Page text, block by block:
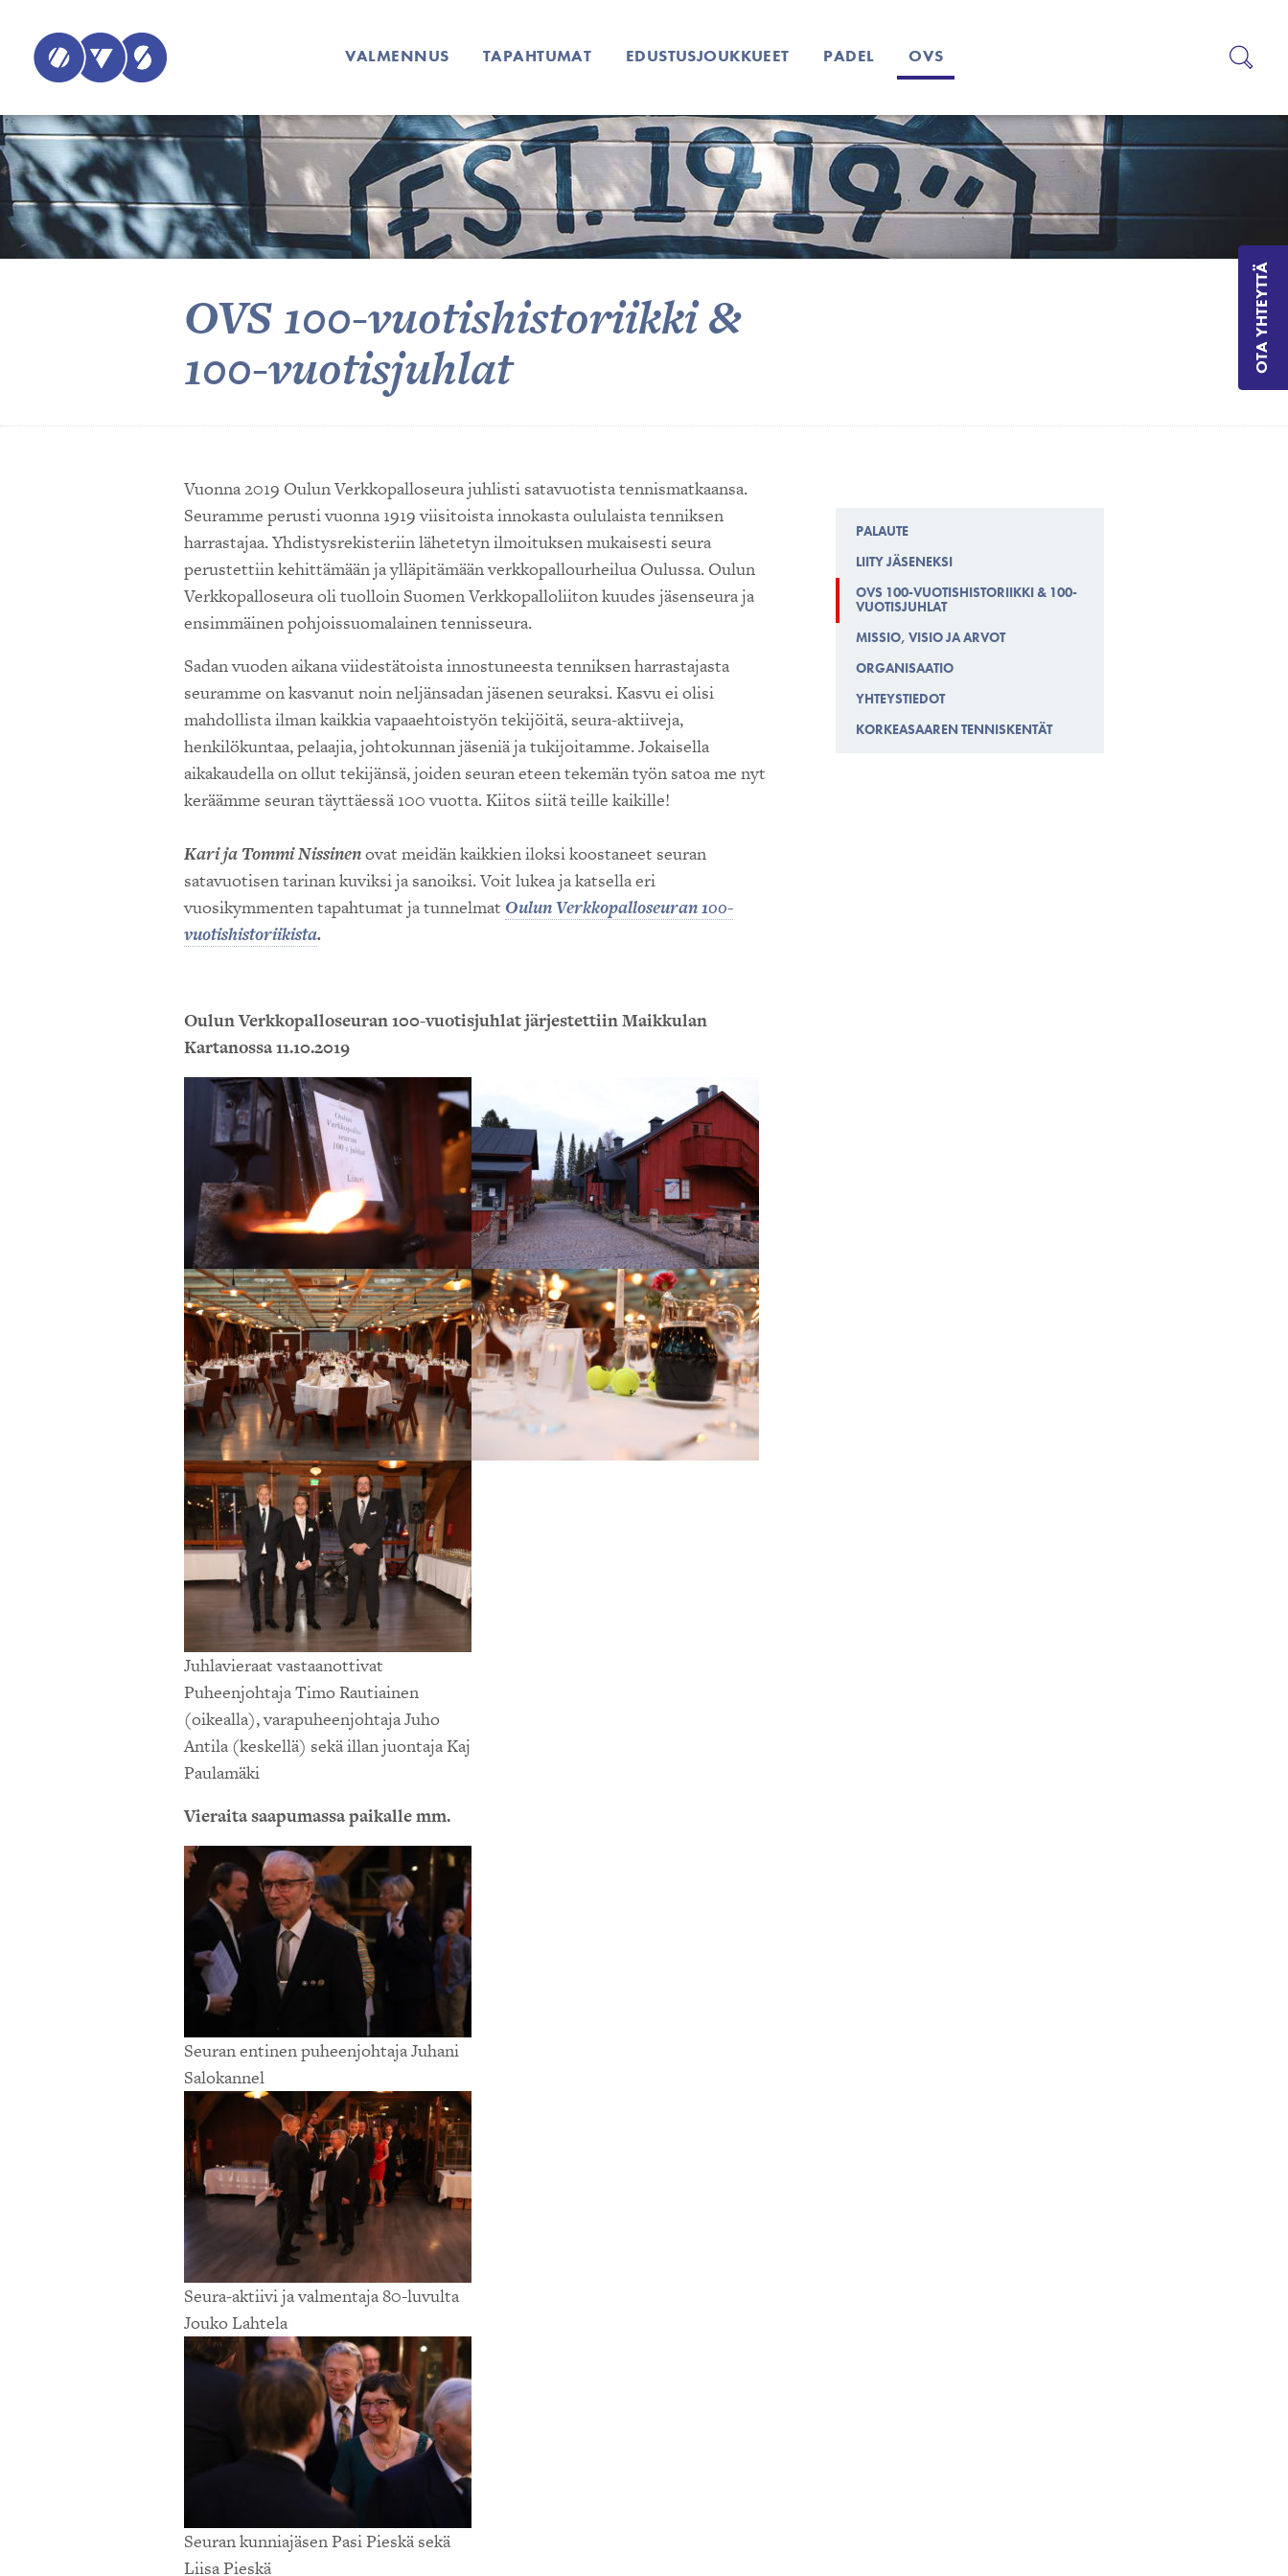
VALMENNUS TAPAHTUMAT EDUSTUSJOUKKUEET PADEL OVS
OVS 100-vuotishistoriikki &
100-vuotisjuhlat
Vuonna 2019 Oulun Verkkopalloseura juhlisti satavuotista tennismatkaansa.
Seuramme perusti vuonna 1919 viisitoista innokasta oululaista tenniksen
harrastajaa. Yhdistysrekisteriin lähetetyn ilmoituksen mukaisesti seura
perustettiin kehittämään ja ylläpitämään verkkopallourheilua Oulussa. Oulun
Verkkopalloseura oli tuolloin Suomen Verkkopalloliiton kuudes jäsenseura ja
ensimmäinen pohjoissuomalainen tennisseura.
Sadan vuoden aikana viidestätoista innostuneesta tenniksen harrastajasta
seuramme on kasvanut noin neljänsadan jäsenen seuraksi. Kasvu ei olisi
mahdollista ilman kaikkia vapaaehtoistyön tekijöitä, seura-aktiiveja,
henkilökuntaa, pelaajia, johtokunnan jäseniä ja tukijoitamme. Jokaisella
aikakaudella on ollut tekijänsä, joiden seuran eteen tekemän työn satoa me nyt
keräämme seuran täyttäessä 100 vuotta. Kiitos siitä teille kaikille!
Kari ja Tommi Nissinenovat meidän kaikkien iloksi koostaneet seuran
satavuotisen tarinan kuviksi ja sanoiksi. Voit lukea ja katsella eri
vuosikymmenten tapahtumat ja tunnelmat Oulun Verkkopalloseuran 100-
vuotishistoriikista.
Oulun Verkkopalloseuran 100-vuotisjuhlat järjestettiin Maikkulan
Kartanossa 11.10.2019
Juhlavieraat vastaanottivat
Puheenjohtaja Timo Rautiainen
(oikealla), varapuheenjohtaja Juho
Antila (keskellä) sekä illan juontaja Kaj
Paulamäki
Vieraita saapumassa paikalle mm.
Seuran entinen puheenjohtaja Juhani
Salokannel
Seura-aktiivi ja valmentaja 80-luvulta
Jouko Lahtela
Seuran kunniajäsen Pasi Pieskä sekä
Liisa Pieskä
PALAUTE
LIITY JÄSENEKSI
OVS 100-VUOTISHISTORIIKKI & 100-
VUOTISJUHLAT
MISSIO, VISIO JA ARVOT
ORGANISAATIO
YHTEYSTIEDOT
KORKEASAAREN TENNISKENTÄT
OTA YHTEYTTÄ